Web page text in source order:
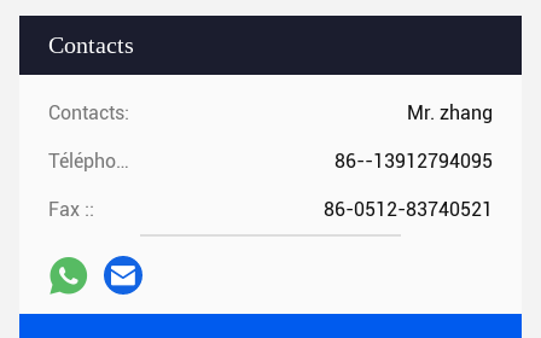
Contacts
Contacts: Mr. zhang
Téléphone :: 86--13912794095
Fax :: 86-0512-83740521